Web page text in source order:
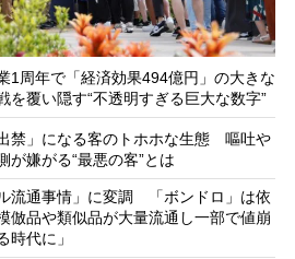
1周年で「経済効果494億円」の大きな
覆い隠す“不透明すぎる巨大な数字”
禁」になる客のトホホな生態 嘔吐や
が嫌がる“最悪の客”とは
流通事情」に変調 「ボンドロ」は依
倣品や類似品が大量流通し一部で値崩
代に」